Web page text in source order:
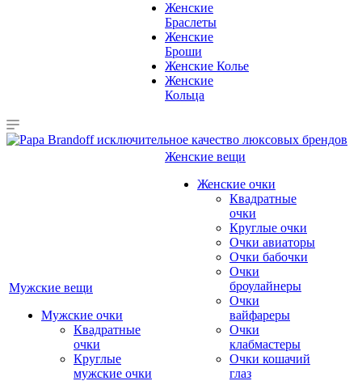
Женские
Браслеты
Женские
Броши
Женские Колье
Женские
Кольца
Мужские вещи
Мужские очки
Квадратные
очки
Круглые
мужские очки
Женские вещи
Женские очки
Квадратные
очки
Круглые очки
Очки авиаторы
Очки бабочки
Очки
броулайнеры
Очки
вайфареры
Очки
клабмастеры
Очки кошачий
глаз